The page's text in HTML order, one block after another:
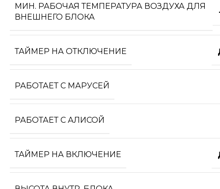
МИН. РАБОЧАЯ ТЕМПЕРАТУРА ВОЗДУХА ДЛЯ
ВНЕШНЕГО БЛОКА
ТАЙМЕР НА ОТКЛЮЧЕНИЕ
РАБОТАЕТ С МАРУСЕЙ
РАБОТАЕТ С АЛИСОЙ
ТАЙМЕР НА ВКЛЮЧЕНИЕ